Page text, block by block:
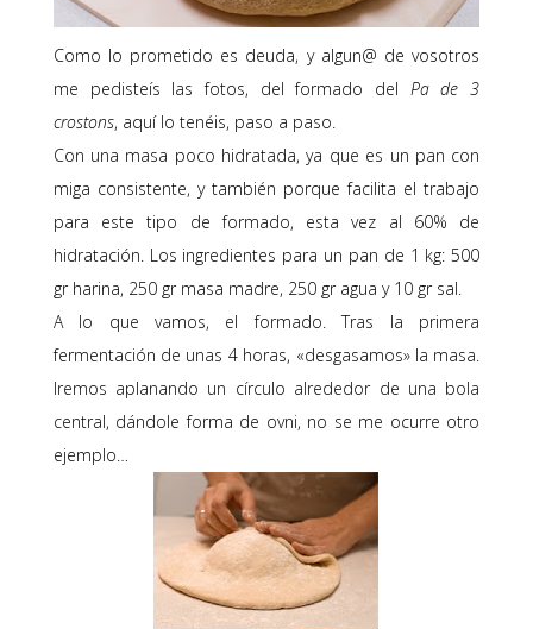
Como lo prometido es deuda, y algun@ de vosotros
me pedisteís las fotos, del formado del Pa de 3
crostons, aquí lo tenéis, paso a paso.
Con una masa poco hidratada, ya que es un pan con
miga consistente, y también porque facilita el trabajo
para este tipo de formado, esta vez al 60% de
hidratación. Los ingredientes para un pan de 1 kg: 500
gr harina, 250 gr masa madre, 250 gr agua y 10 gr sal.
A lo que vamos, el formado. Tras la primera
fermentación de unas 4 horas, «desgasamos» la masa.
Iremos aplanando un círculo alrededor de una bola
central, dándole forma de ovni, no se me ocurre otro
ejemplo…